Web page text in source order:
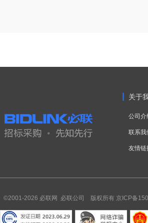
关于
公司介
联系我
友情链
©2001-2026 必联网 必联公司 版权所有 京ICP备